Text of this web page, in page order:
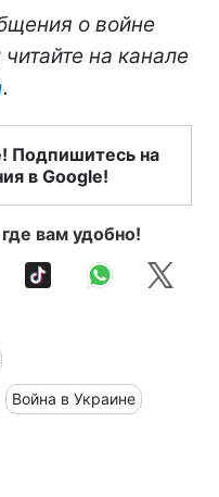
о войне
на канале
.
Подпишитесь на
в Google!
вам удобно!
Война в Украине